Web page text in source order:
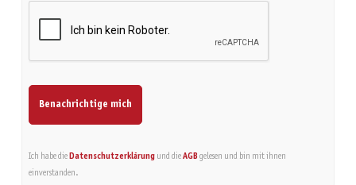
Benachrichtige mich
Ich habe die Datenschutzerklärungund die AGBgelesen und bin mit ihnen
einverstanden.